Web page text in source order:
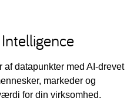
Intelligence
datapunkter med AI-drevet
markeder og
for din virksomhed.